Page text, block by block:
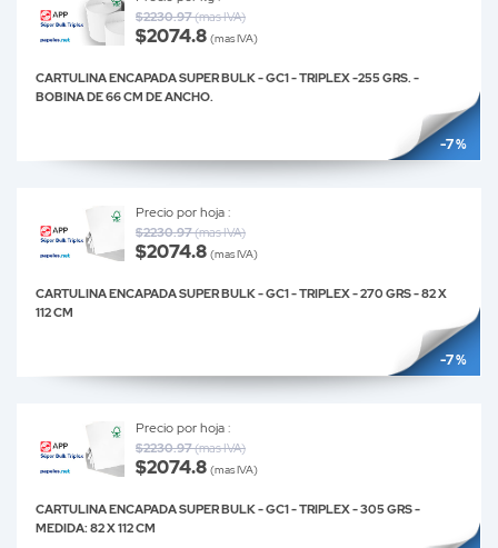
-7 %
$2230.97(mas IVA)
$2074.8 (mas IVA)
CARTULINA ENCAPADA SUPER BULK - GC1 - TRIPLEX -255 GRS. -
BOBINA DE 66 CM DE ANCHO.
-7 %
Precio por hoja :
$2230.97(mas IVA)
$2074.8 (mas IVA)
CARTULINA ENCAPADA SUPER BULK - GC1 - TRIPLEX - 270 GRS - 82 X
112 CM
Precio por hoja :
$2230.97(mas IVA)
$2074.8 (mas IVA)
CARTULINA ENCAPADA SUPER BULK - GC1 - TRIPLEX - 305 GRS -
MEDIDA: 82 X 112 CM